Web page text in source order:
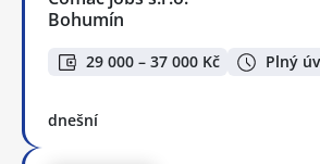
Bohumín
29 000 – 37 000 Kč Plný
dnešní